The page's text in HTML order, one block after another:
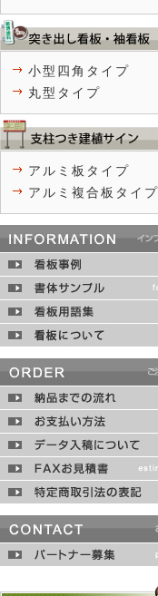
小型四角タイプ
丸型タイプ
アルミ板タイプ
アルミ複合板タイプ